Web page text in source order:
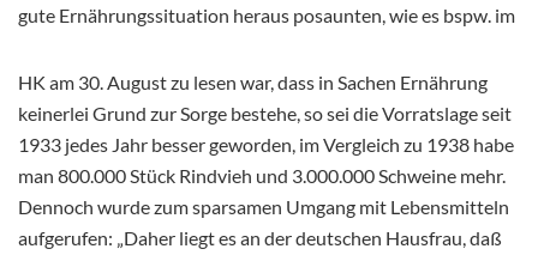
gute Ernährungssituation heraus posaunten, wie es bspw. im
HK am 30. August zu lesen war, dass in Sachen Ernährung
keinerlei Grund zur Sorge bestehe, so sei die Vorratslage seit
1933 jedes Jahr besser geworden, im Vergleich zu 1938 habe
man 800.000 Stück Rindvieh und 3.000.000 Schweine mehr.
Dennoch wurde zum sparsamen Umgang mit Lebensmitteln
aufgerufen: „Daher liegt es an der deutschen Hausfrau, daß